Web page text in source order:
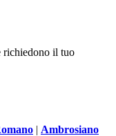
richiedono il tuo
| Ambrosiano